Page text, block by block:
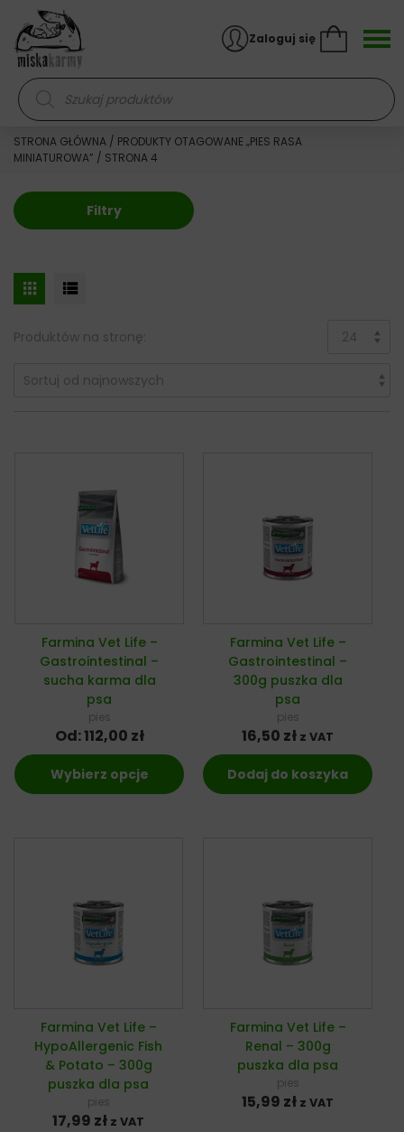
Skocz do treści
Wyszukiwarka produktów
Zaloguj się
STRONA GŁÓWNA / PRODUKTY OTAGOWANE „PIES RASA
MINIATUROWA” / STRONA 4
Filtry
Produktów na stronę:
Farmina Vet Life –
Gastrointestinal –
sucha karma dla
psa
pies
Od:112,00 zł
Wybierz opcje
Farmina Vet Life –
Gastrointestinal –
300g puszka dla
psa
pies
16,50 zł z VAT
Dodaj do koszyka
Farmina Vet Life –
HypoAllergenic Fish
& Potato – 300g
puszka dla psa
pies
17,99 zł z VAT
Farmina Vet Life –
Renal – 300g
puszka dla psa
pies
15,99 zł z VAT